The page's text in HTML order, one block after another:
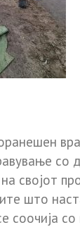
со
својот
што
соочија со